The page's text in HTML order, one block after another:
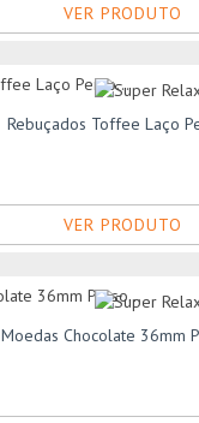
VER PRODUTO
Rebuçados Toffee Laço
VER PRODUTO
Moedas Chocolate 36mm